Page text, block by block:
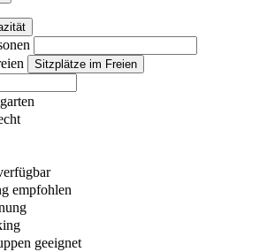
Sitzplätze im Freien
empfohlen
geeignet